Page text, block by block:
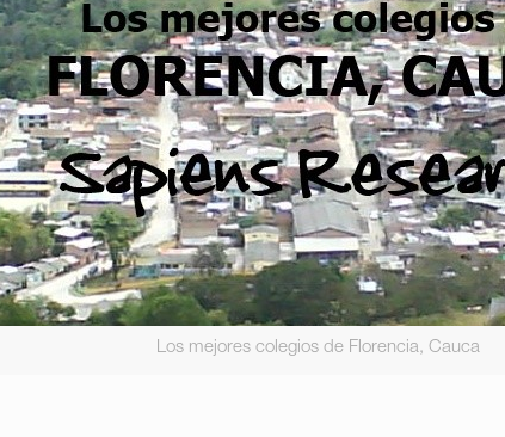
Los mejores colegios de Florencia, Cauca